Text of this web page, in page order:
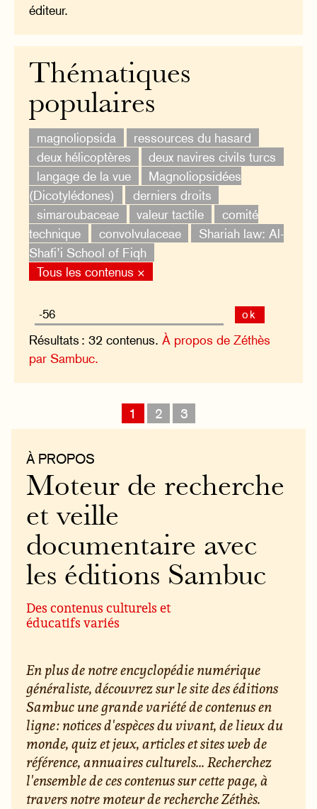
éditeur.
Thématiques
populaires
magnoliopsida
ressources du hasard
deux hélicoptères
deux navires civils turcs
langage de la vue
Magnoliopsidées
(Dicotylédones)
derniers droits
simaroubaceae
valeur tactile
comité
technique
convolvulaceae
Shariah law: Al-
Shafi’i School of Fiqh
Tous les contenus ×
ok
Résultats : 32 contenus.À propos de Zéthès
par Sambuc.
1 2 3
À PROPOS
Moteur de recherche
et veille
documentaire avec
les éditions Sambuc
Des contenus culturels et
éducatifs variés
En plus de notre encyclopédie numérique
généraliste, découvrez sur le site des éditions
Sambuc une grande variété de contenus en
ligne : notices d'espèces du vivant, de lieux du
monde, quiz et jeux, articles et sites web de
référence, annuaires culturels... Recherchez
l'ensemble de ces contenus sur cette page, à
travers notre moteur de recherche Zéthès.